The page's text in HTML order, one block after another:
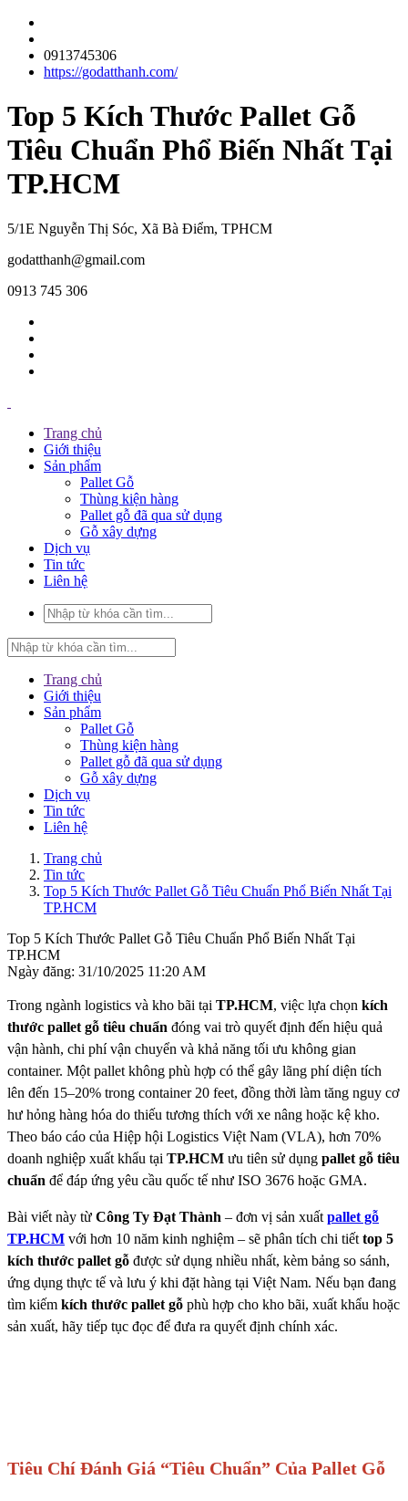
0913745306
https://godatthanh.com/
Top 5 Kích Thước Pallet Gỗ
Tiêu Chuẩn Phổ Biến Nhất Tại
TP.HCM
5/1E Nguyễn Thị Sóc, Xã Bà Điểm, TPHCM
godatthanh@gmail.com
0913 745 306
Trang chủ
Giới thiệu
Sản phẩm
Pallet Gỗ
Thùng kiện hàng
Pallet gỗ đã qua sử dụng
Gỗ xây dựng
Dịch vụ
Tin tức
Liên hệ
Trang chủ
Giới thiệu
Sản phẩm
Pallet Gỗ
Thùng kiện hàng
Pallet gỗ đã qua sử dụng
Gỗ xây dựng
Dịch vụ
Tin tức
Liên hệ
Trang chủ
Tin tức
Top 5 Kích Thước Pallet Gỗ Tiêu Chuẩn Phổ Biến Nhất Tại
TP.HCM
Top 5 Kích Thước Pallet Gỗ Tiêu Chuẩn Phổ Biến Nhất Tại
TP.HCM
Ngày đăng: 31/10/2025 11:20 AM
Trong ngành logistics và kho bãi tại TP.HCM, việc lựa chọn kích
thước pallet gỗ tiêu chuẩn đóng vai trò quyết định đến hiệu quả
vận hành, chi phí vận chuyển và khả năng tối ưu không gian
container. Một pallet không phù hợp có thể gây lãng phí diện tích
lên đến 15–20% trong container 20 feet, đồng thời làm tăng nguy cơ
hư hỏng hàng hóa do thiếu tương thích với xe nâng hoặc kệ kho.
Theo báo cáo của Hiệp hội Logistics Việt Nam (VLA), hơn 70%
doanh nghiệp xuất khẩu tại TP.HCM ưu tiên sử dụng pallet gỗ tiêu
chuẩn để đáp ứng yêu cầu quốc tế như ISO 3676 hoặc GMA.
Bài viết này từ Công Ty Đạt Thành – đơn vị sản xuất pallet gỗ
TP.HCM với hơn 10 năm kinh nghiệm – sẽ phân tích chi tiết top 5
kích thước pallet gỗ được sử dụng nhiều nhất, kèm bảng so sánh,
ứng dụng thực tế và lưu ý khi đặt hàng tại Việt Nam. Nếu bạn đang
tìm kiếm kích thước pallet gỗ phù hợp cho kho bãi, xuất khẩu hoặc
sản xuất, hãy tiếp tục đọc để đưa ra quyết định chính xác.
Tiêu Chí Đánh Giá “Tiêu Chuẩn” Của Pallet Gỗ